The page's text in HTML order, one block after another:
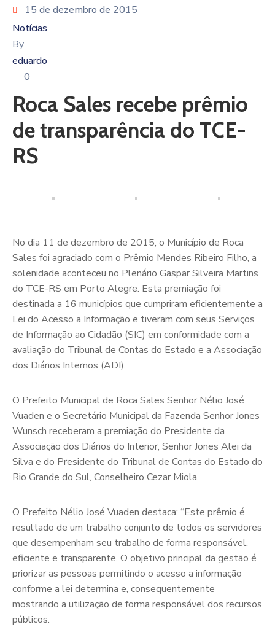
15 de dezembro de 2015
Notícias
By
eduardo
0
Roca Sales recebe prêmio
de transparência do TCE-
RS
No dia 11 de dezembro de 2015, o Município de Roca
Sales foi agraciado com o Prêmio Mendes Ribeiro Filho, a
solenidade aconteceu no Plenário Gaspar Silveira Martins
do TCE-RS em Porto Alegre. Esta premiação foi
destinada a 16 municípios que cumpriram eficientemente a
Lei do Acesso a Informação e tiveram com seus Serviços
de Informação ao Cidadão (SIC) em conformidade com a
avaliação do Tribunal de Contas do Estado e a Associação
dos Diários Internos (ADI).
O Prefeito Municipal de Roca Sales Senhor Nélio José
Vuaden e o Secretário Municipal da Fazenda Senhor Jones
Wunsch receberam a premiação do Presidente da
Associação dos Diários do Interior, Senhor Jones Alei da
Silva e do Presidente do Tribunal de Contas do Estado do
Rio Grande do Sul, Conselheiro Cezar Miola.
O Prefeito Nélio José Vuaden destaca: “Este prêmio é
resultado de um trabalho conjunto de todos os servidores
que desempenham seu trabalho de forma responsável,
eficiente e transparente. O objetivo principal da gestão é
priorizar as pessoas permitindo o acesso a informação
conforme a lei determina e, consequentemente
mostrando a utilização de forma responsável dos recursos
públicos.